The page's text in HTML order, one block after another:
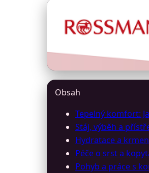
Zimní
· 9 min čtení ·
Obsah
Tepelný komfort:
Stáj, výběh a
Hydratace a
Péče o srst a
Pohyb a práce s